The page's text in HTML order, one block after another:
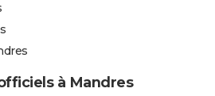
à Mandres